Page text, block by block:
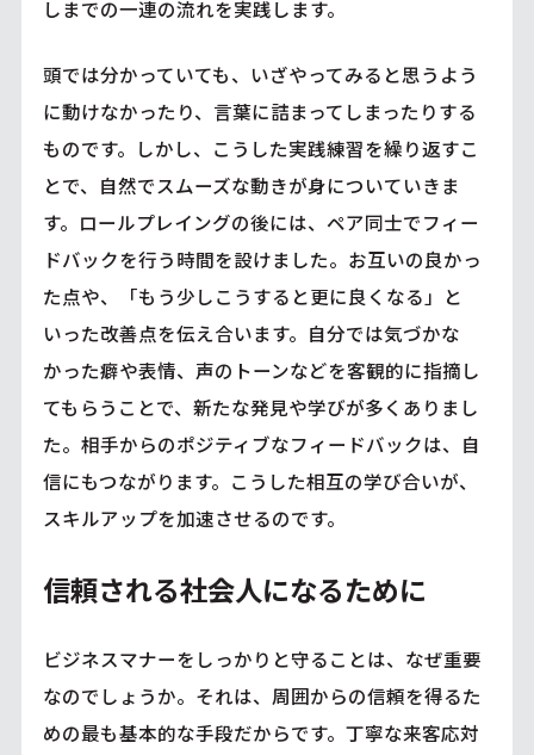
しまでの一連の流れを実践します。
頭では分かっていても、いざやってみると思うよう
に動けなかったり、言葉に詰まってしまったりする
ものです。しかし、こうした実践練習を繰り返すこ
とで、自然でスムーズな動きが身についていきま
す。ロールプレイングの後には、ペア同士でフィー
ドバックを行う時間を設けました。お互いの良かっ
た点や、「もう少しこうすると更に良くなる」と
いった改善点を伝え合います。自分では気づかな
かった癖や表情、声のトーンなどを客観的に指摘し
てもらうことで、新たな発見や学びが多くありまし
た。相手からのポジティブなフィードバックは、自
信にもつながります。こうした相互の学び合いが、
スキルアップを加速させるのです。
信頼される社会人になるために
ビジネスマナーをしっかりと守ることは、なぜ重要
なのでしょうか。それは、周囲からの信頼を得るた
めの最も基本的な手段だからです。丁寧な来客応対